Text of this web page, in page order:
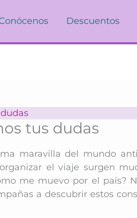
Descuentos
tus dudas
maravilla del mundo
el viaje surgen
me muevo por el país?
a descubrir estos